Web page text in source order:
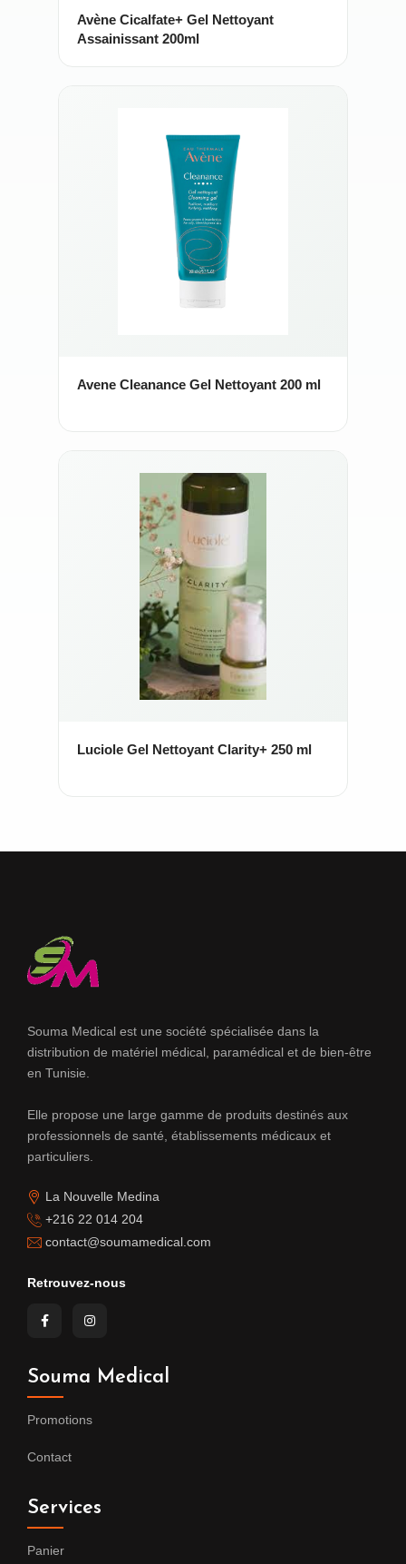
Avène Cicalfate+ Gel Nettoyant
Assainissant 200ml
Avene Cleanance Gel Nettoyant 200 ml
Luciole Gel Nettoyant Clarity+ 250 ml
Souma Medical est une société spécialisée dans la
distribution de matériel médical, paramédical et de bien-être
en Tunisie.
Elle propose une large gamme de produits destinés aux
professionnels de santé, établissements médicaux et
particuliers.
La Nouvelle Medina
+216 22 014 204
contact@soumamedical.com
Retrouvez-nous
Souma Medical
Promotions
Contact
Services
Panier